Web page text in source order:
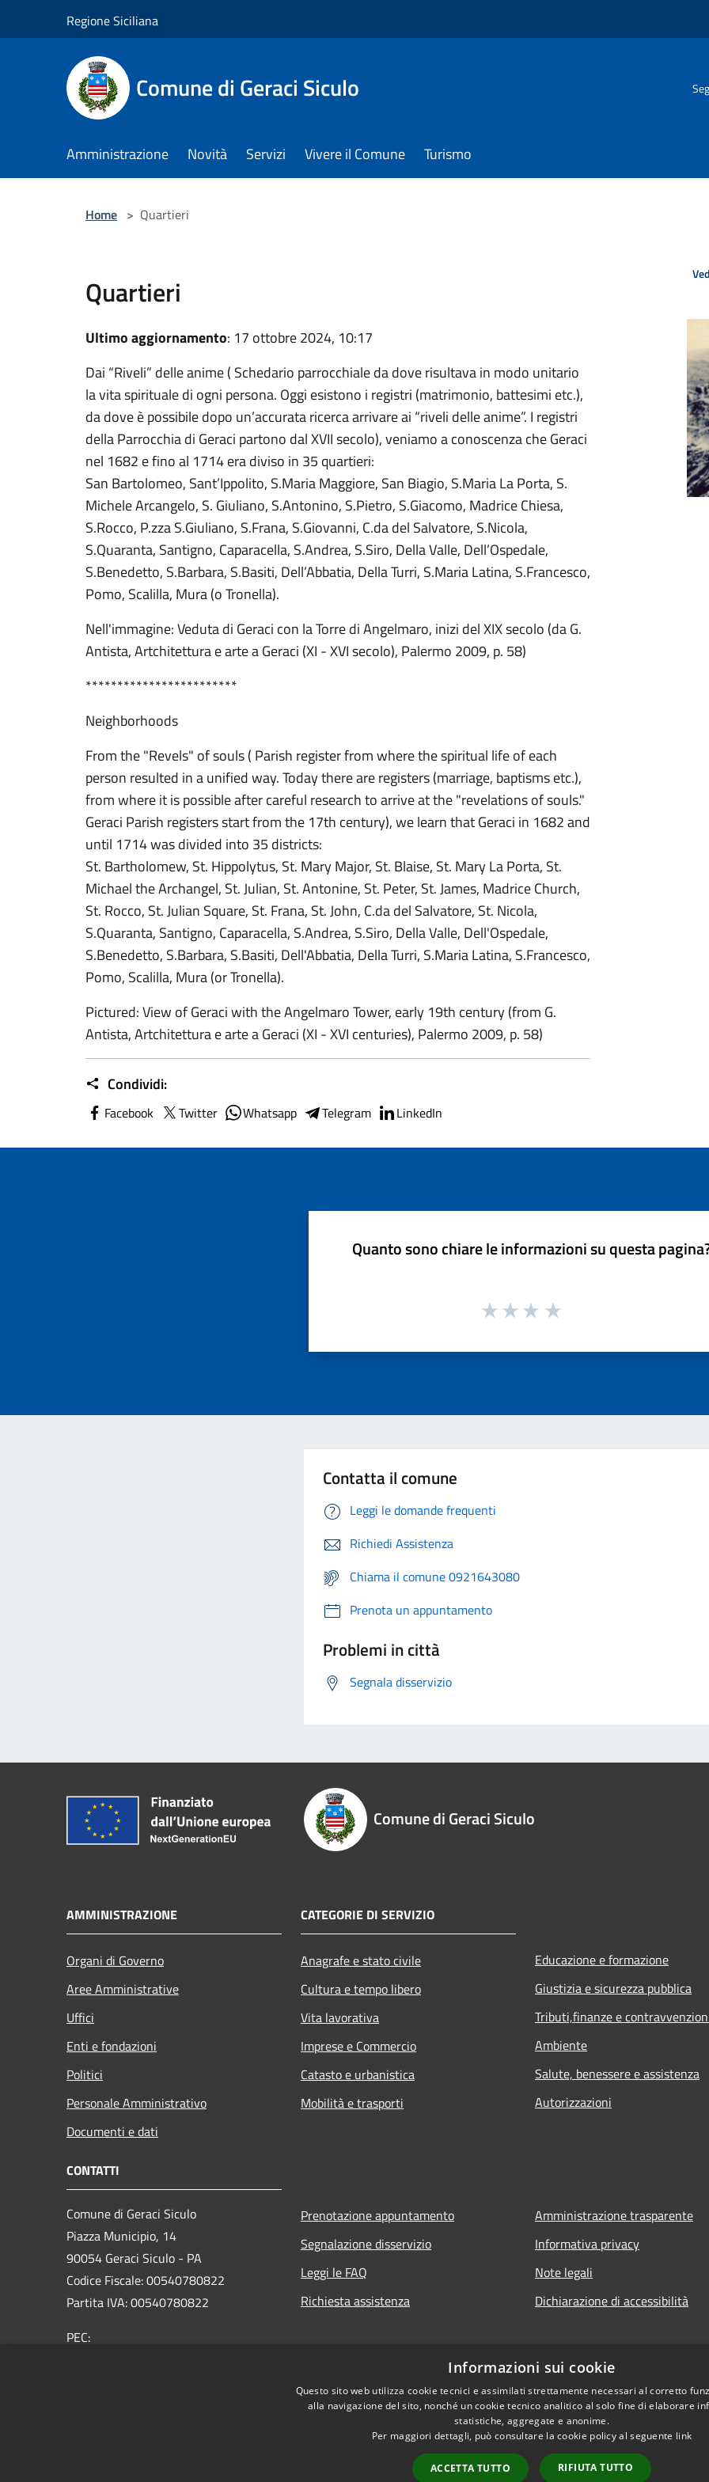
Regione Siciliana
Comune di Geraci Siculo
Amministrazione Novità Servizi Vivere il Comune Turismo
Home > Quartieri
Quartieri
Ultimo aggiornamento: 17 ottobre 2024, 10:17
Dai “Riveli” delle anime ( Schedario parrocchiale da dove risultava in modo unitario
la vita spirituale di ogni persona. Oggi esistono i registri (matrimonio, battesimi etc.),
da dove è possibile dopo un’accurata ricerca arrivare ai “riveli delle anime”. I registri
della Parrocchia di Geraci partono dal XVII secolo), veniamo a conoscenza che Geraci
nel 1682 e fino al 1714 era diviso in 35 quartieri:
San Bartolomeo, Sant’Ippolito, S.Maria Maggiore, San Biagio, S.Maria La Porta, S.
Michele Arcangelo, S. Giuliano, S.Antonino, S.Pietro, S.Giacomo, Madrice Chiesa,
S.Rocco, P.zza S.Giuliano, S.Frana, S.Giovanni, C.da del Salvatore, S.Nicola,
S.Quaranta, Santigno, Caparacella, S.Andrea, S.Siro, Della Valle, Dell’Ospedale,
S.Benedetto, S.Barbara, S.Basiti, Dell’Abbatia, Della Turri, S.Maria Latina, S.Francesco,
Pomo, Scalilla, Mura (o Tronella).
Nell'immagine: Veduta di Geraci con la Torre di Angelmaro, inizi del XIX secolo (da G.
Antista, Artchitettura e arte a Geraci (XI - XVI secolo), Palermo 2009, p. 58)
************************
Neighborhoods
From the "Revels" of souls ( Parish register from where the spiritual life of each
person resulted in a unified way. Today there are registers (marriage, baptisms etc.),
from where it is possible after careful research to arrive at the "revelations of souls."
Geraci Parish registers start from the 17th century), we learn that Geraci in 1682 and
until 1714 was divided into 35 districts:
St. Bartholomew, St. Hippolytus, St. Mary Major, St. Blaise, St. Mary La Porta, St.
Michael the Archangel, St. Julian, St. Antonine, St. Peter, St. James, Madrice Church,
St. Rocco, St. Julian Square, St. Frana, St. John, C.da del Salvatore, St. Nicola,
S.Quaranta, Santigno, Caparacella, S.Andrea, S.Siro, Della Valle, Dell'Ospedale,
S.Benedetto, S.Barbara, S.Basiti, Dell'Abbatia, Della Turri, S.Maria Latina, S.Francesco,
Pomo, Scalilla, Mura (or Tronella).
Pictured: View of Geraci with the Angelmaro Tower, early 19th century (from G.
Antista, Artchitettura e arte a Geraci (XI - XVI centuries), Palermo 2009, p. 58)
Condividi:
Facebook Twitter Whatsapp Telegram LinkedIn
Quanto sono chiare le informazioni su questa
Contatta il comune
Leggi le domande frequenti
Richiedi Assistenza
Chiama il comune 0921643080
Prenota un appuntamento
Problemi in città
Segnala disservizio
Comune di Geraci Siculo
AMMINISTRAZIONE
Organi di Governo
Aree Amministrative
Uffici
Enti e fondazioni
Politici
Personale Amministrativo
Documenti e dati
CATEGORIE DI SERVIZIO
Anagrafe e stato civile
Cultura e tempo libero
Vita lavorativa
Imprese e Commercio
Catasto e urbanistica
Mobilità e trasporti
Educazione e formazione
Giustizia e sicurezza pubblica
Tributi,finanze e
Ambiente
Salute, benessere e assistenza
Autorizzazioni
CONTATTI
Comune di Geraci Siculo
Piazza Municipio, 14
90054 Geraci Siculo - PA
Codice Fiscale: 00540780822
Partita IVA: 00540780822
PEC:
Prenotazione appuntamento
Segnalazione disservizio
Leggi le FAQ
Richiesta assistenza
Amministrazione trasparente
Informativa privacy
Note legali
Dichiarazione di accessibilità
Copyright © 2026 •
Informazioni sui cookie
Questo sito web utilizza cookie tecnici e assimilati strettamente necessari al corretto
alla navigazione del sito, nonché un cookie tecnico analitico al solo fine di elaborare
statistiche, aggregate e anonime.
Per maggiori dettagli, può consultare la cookie policy al seguente link
ACCETTA TUTTO RIFIUTA TUTTO